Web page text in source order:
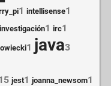
1 intellisense1
investigación1 irc1
1 java3
jest1 joanna_newsom1